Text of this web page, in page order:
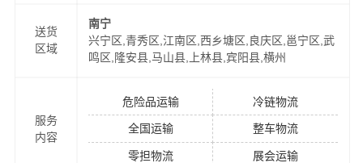
广州发货到南宁的物流效率，以便为新老客户提供更加优
质完善的一站式从广州到南宁门到门物流运输服务！
送货
区域
南宁
兴宁区,青秀区,江南区,西乡塘区,良庆区,邕宁区,武
鸣区,隆安县,马山县,上林县,宾阳县,横州
服务
内容
危险品运输 冷链物流
全国运输 整车物流
零担物流 展会运输